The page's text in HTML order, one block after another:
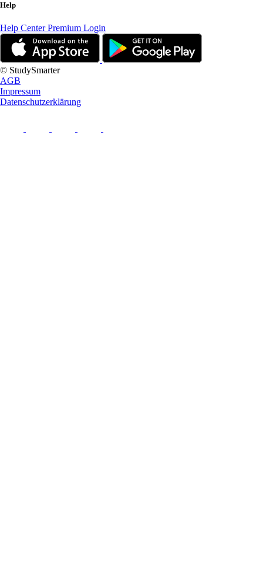
Help
Help CenterPremium Login
© StudySmarter
AGB
Impressum
Datenschutzerklärung